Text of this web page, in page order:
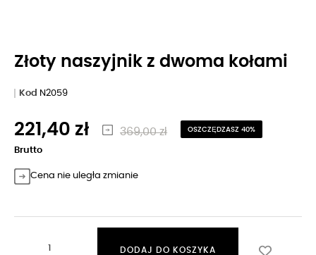
Złoty naszyjnik z dwoma kołami
Kod N2059
221,40 zł 369,00 zł OSZCZĘDZASZ 40%
Brutto
Cena nie uległa zmianie
DODAJ DO KOSZYKA